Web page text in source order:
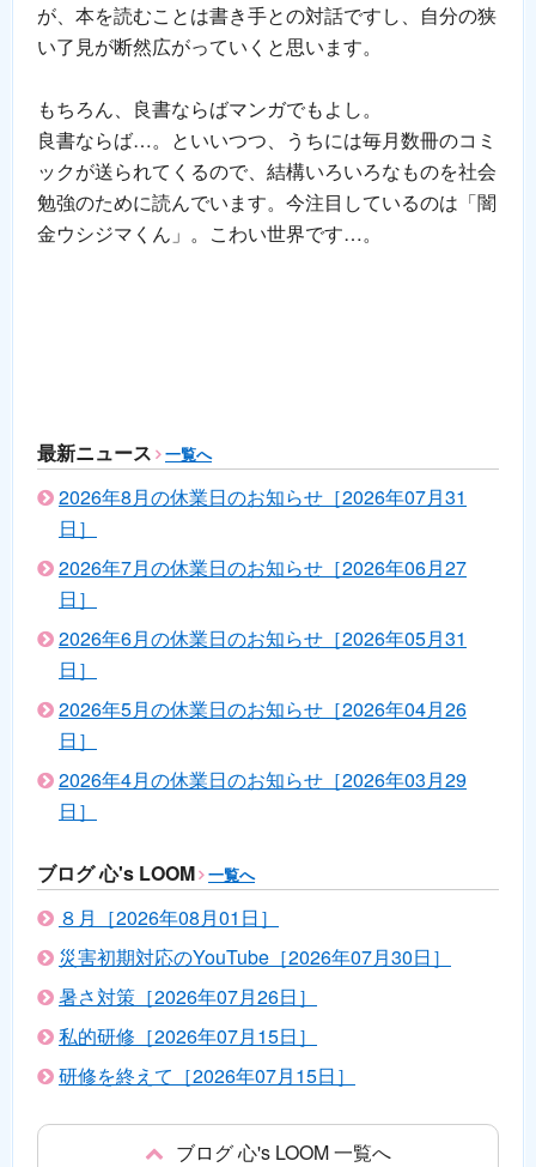
が、本を読むことは書き手との対話ですし、自分の狭
い了見が断然広がっていくと思います。
もちろん、良書ならばマンガでもよし。
良書ならば…。といいつつ、うちには毎月数冊のコミ
ックが送られてくるので、結構いろいろなものを社会
勉強のために読んでいます。今注目しているのは「闇
金ウシジマくん」。こわい世界です…。
最新ニュース 一覧へ
2026年8月の休業日のお知らせ［2026年07月31
日］
2026年7月の休業日のお知らせ［2026年06月27
日］
2026年6月の休業日のお知らせ［2026年05月31
日］
2026年5月の休業日のお知らせ［2026年04月26
日］
2026年4月の休業日のお知らせ［2026年03月29
日］
ブログ 心's LOOM 一覧へ
８月［2026年08月01日］
災害初期対応のYouTube［2026年07月30日］
暑さ対策［2026年07月26日］
私的研修［2026年07月15日］
研修を終えて［2026年07月15日］
ブログ 心's LOOM 一覧へ